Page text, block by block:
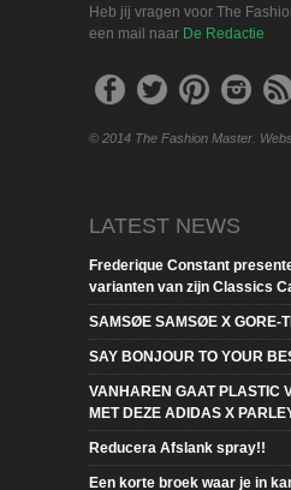
Heb jij vragen voor The
een mail naar De Redactie
© 2014 The Fashion Master.
LATEST NEWS
Frederique Constant
varianten van zijn Classics
SAMSØE SAMSØE X GORE-
SAY BONJOUR TO YOUR
VANHAREN GAAT PLASTIC
MET DEZE ADIDAS X
Reducera Afslank spray!!
Een korte broek waar je in